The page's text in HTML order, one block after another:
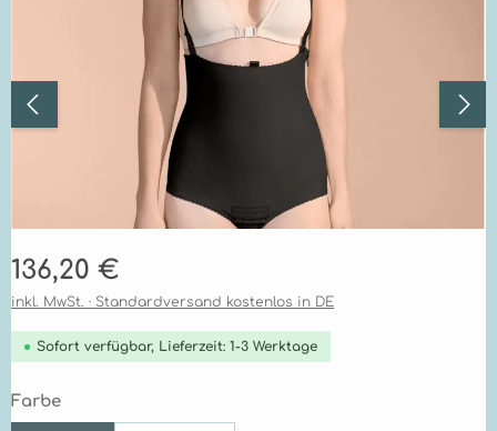
Regulärer Preis:
136,20 €
inkl. MwSt. · Standardversand kostenlos in DE
Sofort verfügbar, Lieferzeit: 1-3 Werktage
Farbeauswählen